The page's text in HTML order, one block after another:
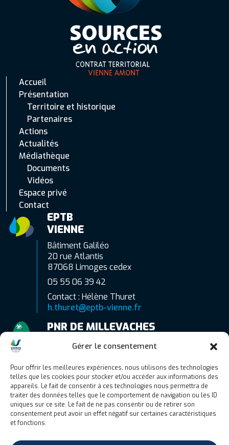
Gérer le consentement
Pour offrir les meilleures expériences, nous utilisons des technologies
telles que les cookies pour stocker et/ou accéder aux informations des
appareils. Le fait de consentir à ces technologies nous permettra de
traiter des données telles que le comportement de navigation ou les ID
uniques sur ce site. Le fait de ne pas consentir ou de retirer son
consentement peut avoir un effet négatif sur certaines caractéristiques
et fonctions.
Accueil
Présentation
Territoire et historique
Partenaires
Actions
Actualités
Médiathèque
Documents
Vidéos
Espace privé
Contact
EPTB
VIENNE
Bâtiment Galiléo
20 rue Atlantis
87068 Limoges cedex
05 55 06 39 42
Contact : Hélène Thuret
h.thuret@eptb-vienne.fr
PNR DE MILLEVACHES
19290 Millevaches
06 77 83 89 51
Contact : Camille Gaubert
c.gaubert@pnr-millevaches.fr